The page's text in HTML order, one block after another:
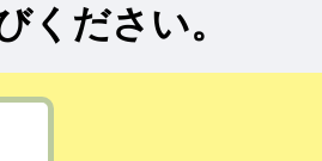
ください。